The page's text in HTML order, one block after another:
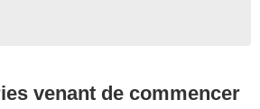
venant de commencer